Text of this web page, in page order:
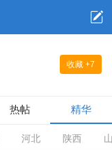
收藏 +7
热帖 精华
河北 陕西